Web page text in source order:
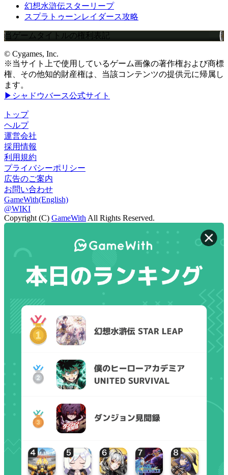
幻想水滸伝スターリープ
スプラトゥーンレイダース攻略
当ゲームタイトルの権利表記
© Cygames, Inc.
※当サイト上で使用しているゲーム画像の著作権および商標
権、その他知的財産権は、当該コンテンツの提供元に帰属し
ます。
▶シャドウバース公式サイト
トップ
ヘルプ
運営会社
採用情報
利用規約
プライバシーポリシー
広告のご案内
お問い合わせ
GameWith(English)
@WIKI
Copyright (C) GameWith All Rights Reserved.